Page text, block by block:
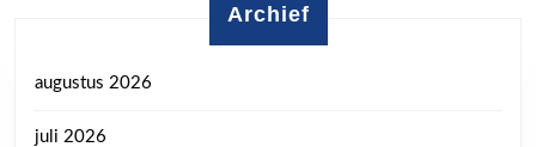
Archief
augustus 2026
juli 2026